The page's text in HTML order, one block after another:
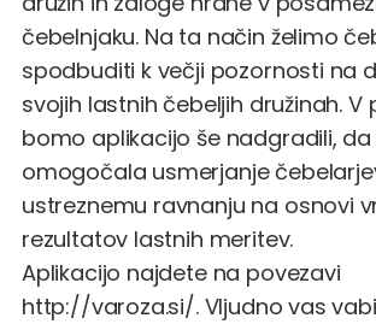
čebelnjaku. Na ta način želimo
spodbuditi k večji pozornosti na
svojih lastnih čebeljih družinah. V
bomo aplikacijo še nadgradili,
omogočala usmerjanje
ustreznemu ravnanju na osnovi
rezultatov lastnih meritev.
Aplikacijo najdete na povezavi
http://varoza.si/.Vljudno vas